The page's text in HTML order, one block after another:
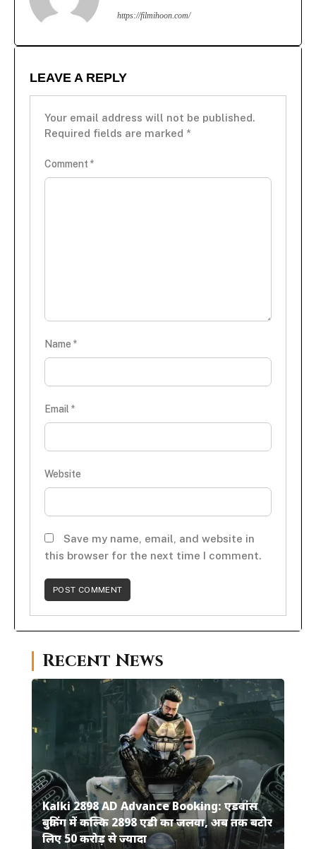
https://filmihoon.com/
LEAVE A REPLY
Your email address will not be published.
Required fields are marked *
Comment *
Name *
Email *
Website
Save my name, email, and website in
this browser for the next time I comment.
Recent News
Kalki 2898 AD Advance Booking: एडवांस
बुकिंग में कल्कि 2898 एडी का जलवा, अब तक बटोर
लिए 50 करोड़ से ज्यादा